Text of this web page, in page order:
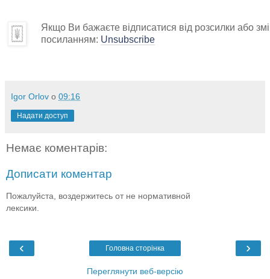
Якщо Ви бажаєте відписатися від розсилки або
посиланням: Unsubscribe
Igor Orlov о 09:16
Надати доступ
Немає коментарів:
Дописати коментар
Пожалуйста, воздержитесь от не нормативной
лексики.
‹ ›
Головна сторінка
Переглянути веб-версію